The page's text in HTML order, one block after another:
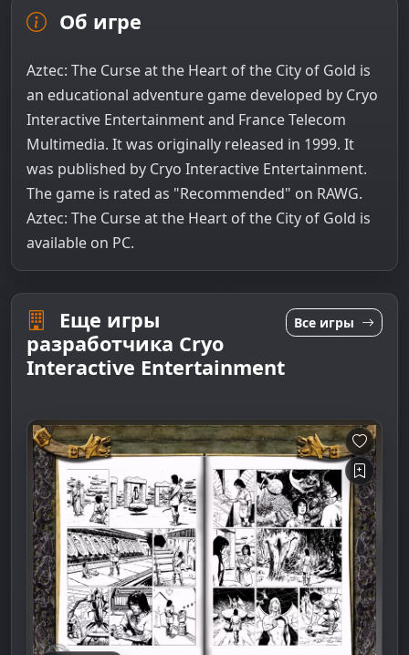
Об игре
Aztec: The Curse at the Heart of the City of Gold is
an educational adventure game developed by Cryo
Interactive Entertainment and France Telecom
Multimedia. It was originally released in 1999. It
was published by Cryo Interactive Entertainment.
The game is rated as "Recommended" on RAWG.
Aztec: The Curse at the Heart of the City of Gold is
available on PC.
Еще игры
разработчика Cryo
Interactive Entertainment
Все игры